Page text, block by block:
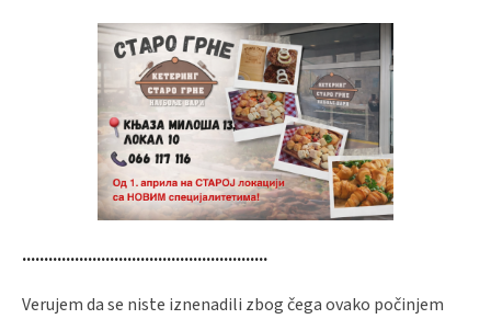
........................................................
Verujem da se niste iznenadili zbog čega ovako počinjem